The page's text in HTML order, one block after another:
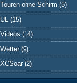
Touren ohne Schirm (5)
UL (15)
Videos (14)
Wetter (9)
XCSoar (2)